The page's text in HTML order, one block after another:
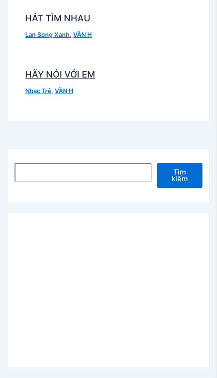
HÁT TÌM NHAU
Lan Song Xanh,VẦN H
HÃY NÓI VỚI EM
Nhạc Trẻ,VẦN H
Tìm kiếm
Tìm
kiếm